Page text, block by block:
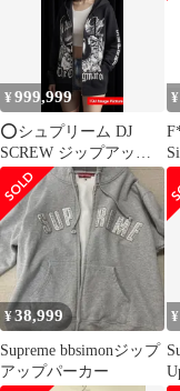
¥999,999
⭕シュプリーム DJ
SCREW ジップアップ
フーディ XXL 新品未試
着
¥
¥38,999
Supreme bbsimonジップ
アップパーカー
¥